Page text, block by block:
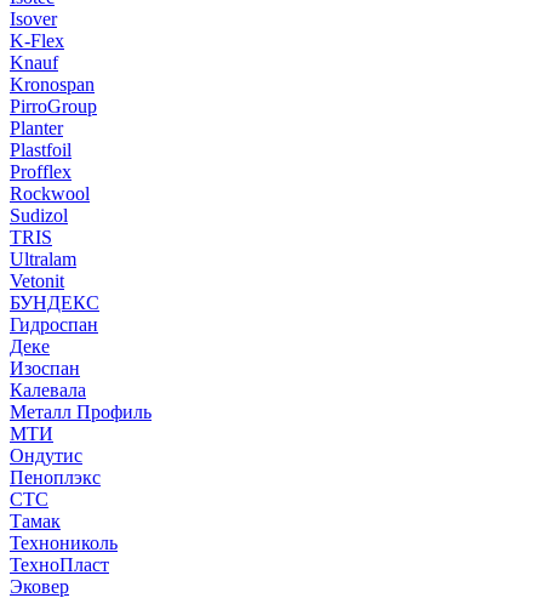
Isover
K-Flex
Knauf
Kronospan
PirroGroup
Planter
Plastfoil
Profflex
Rockwool
Sudizol
TRIS
Ultralam
Vetonit
БУНДЕКС
Гидроспан
Деке
Изоспан
Калевала
Металл Профиль
МТИ
Ондутис
Пеноплэкс
СТС
Тамак
Технониколь
ТехноПласт
Эковер